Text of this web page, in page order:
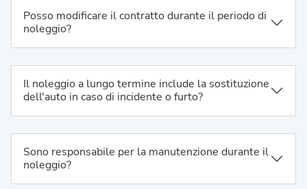
Posso modificare il contratto durante il periodo di
noleggio?
Il noleggio a lungo termine include la sostituzione
dell'auto in caso di incidente o furto?
Sono responsabile per la manutenzione durante il
noleggio?